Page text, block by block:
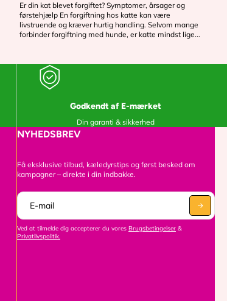
Er din kat blevet forgiftet? Symptomer, årsager og
førstehjælp En forgiftning hos katte kan være
livstruende og kræver hurtig handling. Selvom mange
forbinder forgiftning med hunde, er katte mindst lige...
Godkendt af E-mærket
Din garanti & sikkerhed
NYHEDSBREV
Få eksklusive tilbud, kæledyrstips og først besked om
kampagner – direkte i din indbakke.
Ved at tilmelde dig accepterer du vores Brugsbetingelser &
Privatlivspolitik.